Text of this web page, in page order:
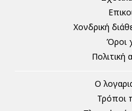
Χονδρική
Όροι
Πολιτική
Ο
Τρόποι